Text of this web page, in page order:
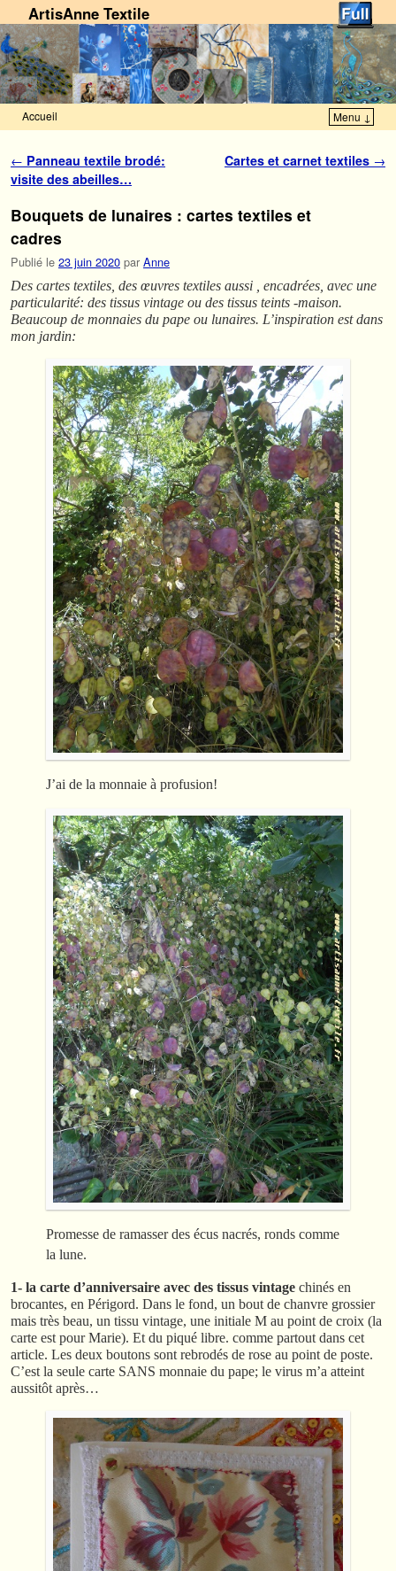
ArtisAnne Textile
Accueil Menu ↓
Navigation des articles
← Panneau textile brodé:
visite des abeilles…
Cartes et carnet textiles →
Bouquets de lunaires : cartes textiles et
cadres
Publié le 23 juin 2020 par Anne
Des cartes textiles, des œuvres textiles aussi , encadrées, avec une
particularité: des tissus vintage ou des tissus teints -maison.
Beaucoup de monnaies du pape ou lunaires. L’inspiration est dans
mon jardin:
J’ai de la monnaie à profusion!
Promesse de ramasser des écus nacrés, ronds comme
la lune.
1- la carte d’anniversaire avec des tissus vintage chinés en
brocantes, en Périgord. Dans le fond, un bout de chanvre grossier
mais très beau, un tissu vintage, une initiale M au point de croix (la
carte est pour Marie). Et du piqué libre. comme partout dans cet
article. Les deux boutons sont rebrodés de rose au point de poste.
C’est la seule carte SANS monnaie du pape; le virus m’a atteint
aussitôt après…